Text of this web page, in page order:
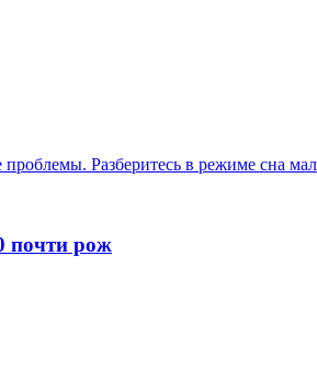
Разберитесь в режиме сна
почти рож